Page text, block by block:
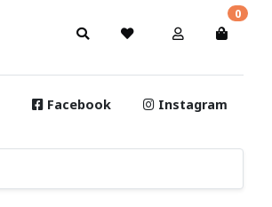
0
Facebook Instagram